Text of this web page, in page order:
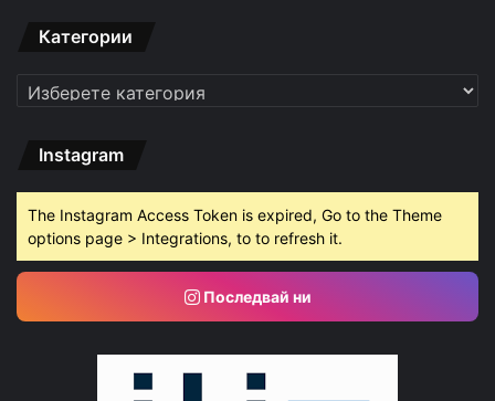
Категории
Категории
Instagram
The Instagram Access Token is expired, Go to the Theme
options page > Integrations, to to refresh it.
Последвай ни